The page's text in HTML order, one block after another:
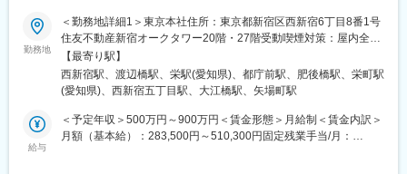
口県)、琴芝駅、宇部駅、緑井駅、大町駅(広島県)、県病院前駅、
河戸帆待川駅、大原駅(広島県)、西広島駅、西高屋駅、西条駅(広
島県)、呉駅、三原駅、瓦町駅、栗林公園駅、佐古駅、横河原駅、
デンテツターミナルビル前駅、下曽根駅、九州工大前駅、戸畑
駅、平和通駅、城野駅(日豊本線)、徳力公団前駅、黒崎駅前駅、折
駅、千早駅、箱崎駅、唐津駅、諏訪神社駅、肥前古賀駅、光の森
駅、肥後大津駅、県立体育館前駅、郡元・南駅、谷山駅(鹿児島市
・研修テキストの改訂、新規研修の企画・開発
・社内向けAIサービス・施策の検討・開発
■将来的な展開例
・生成AI／AIエージェント関連研修
・AI×セキュリティ分野
・ベンダー系AI研修（例：MS Copilot）の前段を担うオリジナル
コース開発
勤務地
＜勤務地詳細1＞東京本社住所：東京都新宿区西新宿6丁目8番1号
住友不動産新宿オークタワー20階・27階受動喫煙対策：屋内全面
禁煙＜勤務地詳細2＞大阪支店住所：大阪府大阪市北区中之島3丁
目2番18号 住友中之島ビル11階勤務地最寄駅：地下鉄四つ橋線／
肥後橋駅受動喫煙対策：屋内全面禁煙＜勤務地詳細3＞名古屋営業
煙対策：屋内全面禁煙変更の範囲：会社の定める事業所（リモー
トワーク含む）
【最寄り駅】
西新宿駅、渡辺橋駅、栄駅(愛知県)、都庁前駅、肥後橋駅、栄町駅
(愛知県)、西新宿五丁目駅、大江橋駅、矢場町駅
給与
＜予定年収＞500万円～900万円＜賃金形態＞月給制＜賃金内訳＞
月額（基本給）：283,500円～510,300円固定残業手当/月：